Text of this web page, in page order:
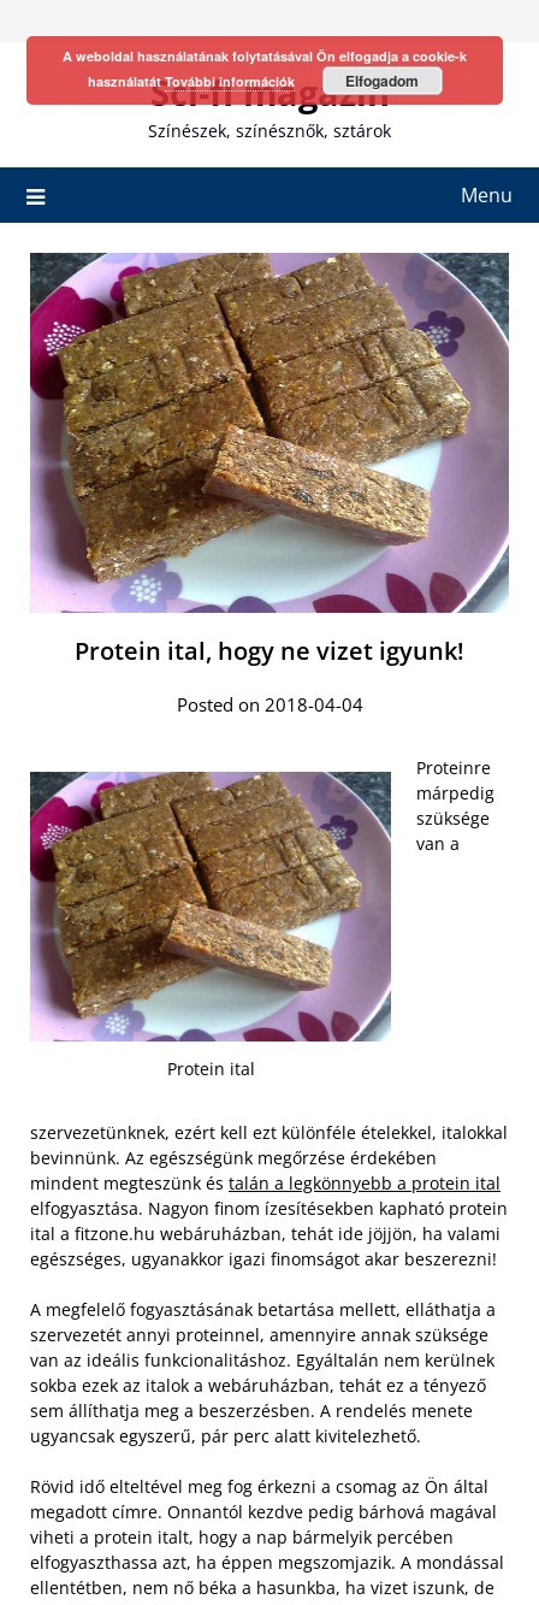
Sci-fi magazin
Színészek, színésznők, sztárok
Menu
Protein ital, hogy ne vizet igyunk!
Posted on 2018-04-04
Protein ital
Proteinre
márpedig
szüksége
van a
szervezetünknek, ezért kell ezt különféle ételekkel, italokkal
bevinnünk. Az egészségünk megőrzése érdekében
mindent megteszünk és talán a legkönnyebb a protein ital
elfogyasztása. Nagyon finom ízesítésekben kapható protein
ital a fitzone.hu webáruházban, tehát ide jöjjön, ha valami
egészséges, ugyanakkor igazi finomságot akar beszerezni!
A megfelelő fogyasztásának betartása mellett, elláthatja a
szervezetét annyi proteinnel, amennyire annak szüksége
van az ideális funkcionalitáshoz. Egyáltalán nem kerülnek
sokba ezek az italok a webáruházban, tehát ez a tényező
sem állíthatja meg a beszerzésben. A rendelés menete
ugyancsak egyszerű, pár perc alatt kivitelezhető.
Rövid idő elteltével meg fog érkezni a csomag az Ön által
megadott címre. Onnantól kezdve pedig bárhová magával
viheti a protein italt, hogy a nap bármelyik percében
elfogyaszthassa azt, ha éppen megszomjazik. A mondással
ellentétben, nem nő béka a hasunkba, ha vizet iszunk, de
A weboldal használatának folytatásával Ön elfogadja a cookie-k
használatátTovábbi információk Elfogadom